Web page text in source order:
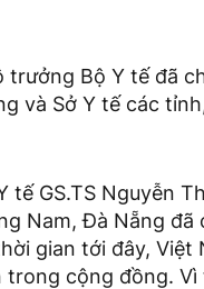
trưởng Bộ Y tế đã
và Sở Y tế các
tế GS.TS Nguyễn
Nam, Đà Nẵng đã
gian tới đây, Việt
trong cộng đồng.